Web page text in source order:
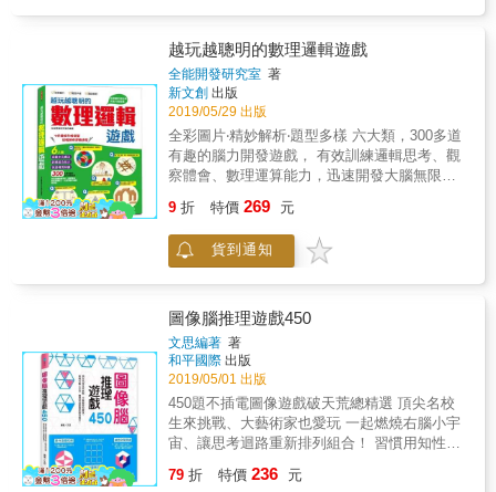
其他不同的解題方式或答案！
效果。 ＊附原寸圖模紙型，縮短繪製過程 書上
的彈珠迷宮，都會附上圖模紙型，讓還是初次
接觸的你，能輕鬆完成複雜的迷宮製作，也更
清楚立體迷宮的分解架構，創造出屬於自己的
彈珠迷宮。
們茶餘飯後最好的文化休閒好夥伴!
越玩越聰明的數理邏輯遊戲
全能開發研究室 著
新文創 出版
2019/05/29 出版
全彩圖片‧精妙解析‧題型多樣 六大類，300多道
有趣的腦力開發遊戲， 有效訓練邏輯思考、觀
察體會、數理運算能力，迅速開發大腦無限潛
類、邏輯類、推理類等，涉及算術、幾何、數
獨、觀察及想像等各種形式，題型百變，怎麼
玩都玩不膩。 ★訓練綜合能力 試題能夠幫助遊
力，充分發掘大腦潛能。 ★快速增長知識 每一
類遊戲都經過精心的設計和篩選，極具代表性
和獨特性，內容豐富，從易到難，由簡入深，
形式活潑，快速累積各方面知識。 五大智能全
面提升 IQ腦力開發＋CQ創造思考＋TQ機智問
答 EQ情緒商數＋SQ社交技能 透過遊戲， 練
習思考、加強邏輯推理、培養觀察和數理運算
能力 並增強幽默感和社交口才、魅力 3分鐘提
升腦容量和腦細胞運轉速度，各項思考力全面
9 折 特價 269 元
貨到通知
圖像腦推理遊戲450
文思編著 著
和平國際 出版
2019/05/01 出版
450題不插電圖像遊戲破天荒總精選 頂尖名校
生來挑戰、大藝術家也愛玩 一起燃燒右腦小宇
宙、讓思考迴路重新排列組合！ 習慣用知性左
是不足、缺乏圖像推理思考能力？ 快來一起加
79 折 特價 236 元